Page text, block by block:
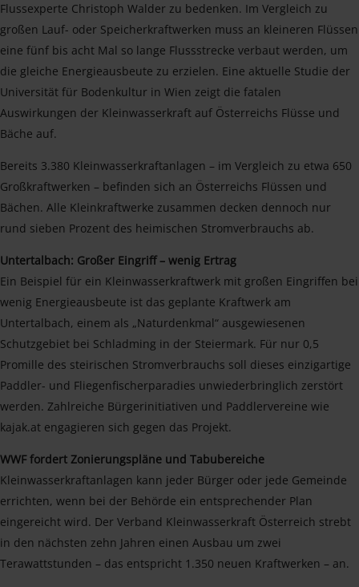
Flussexperte Christoph Walder zu bedenken. Im Vergleich zu
großen Lauf- oder Speicherkraftwerken muss an kleineren Flüssen
eine fünf bis acht Mal so lange Flussstrecke verbaut werden, um
die gleiche Energieausbeute zu erzielen. Eine aktuelle Studie der
Universität für Bodenkultur in Wien zeigt die fatalen
Auswirkungen der Kleinwasserkraft auf Österreichs Flüsse und
Bäche auf.
Bereits 3.380 Kleinwasserkraftanlagen – im Vergleich zu etwa 650
Großkraftwerken – befinden sich an Österreichs Flüssen und
Bächen. Alle Kleinkraftwerke zusammen decken dennoch nur
rund sieben Prozent des heimischen Stromverbrauchs ab.
Untertalbach: Großer Eingriff – wenig Ertrag
Ein Beispiel für ein Kleinwasserkraftwerk mit großen Eingriffen bei
wenig Energieausbeute ist das geplante Kraftwerk am
Untertalbach, einem als „Naturdenkmal“ ausgewiesenen
Schutzgebiet bei Schladming in der Steiermark. Für nur 0,5
Promille des steirischen Stromverbrauchs soll dieses einzigartige
Paddler- und Fliegenfischerparadies unwiederbringlich zerstört
werden. Zahlreiche Bürgerinitiativen und Paddlervereine wie
kajak.at engagieren sich gegen das Projekt.
WWF fordert Zonierungspläne und Tabubereiche
Kleinwasserkraftanlagen kann jeder Bürger oder jede Gemeinde
errichten, wenn bei der Behörde ein entsprechender Plan
eingereicht wird. Der Verband Kleinwasserkraft Österreich strebt
in den nächsten zehn Jahren einen Ausbau um zwei
Terawattstunden – das entspricht 1.350 neuen Kraftwerken – an.